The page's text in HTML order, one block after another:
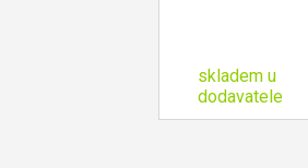
skladem u
dodavatele